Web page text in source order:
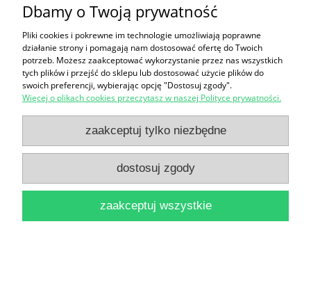
Historia II Wojny Światowej : Kościół katolicki wobec
okupacji : Nr 17 / Miłosz Niewierowicz, Bogdan
18,00 zł
Dbamy o Twoją prywatność
Pliki cookies i pokrewne im technologie umożliwiają poprawne
działanie strony i pomagają nam dostosować ofertę do Twoich
potrzeb. Możesz zaakceptować wykorzystanie przez nas wszystkich
tych plików i przejść do sklepu lub dostosować użycie plików do
swoich preferencji, wybierając opcję "Dostosuj zgody".
Więcej o plikach cookies przeczytasz w naszej Polityce prywatności.
zaakceptuj tylko niezbędne
dostosuj zgody
zaakceptuj wszystkie